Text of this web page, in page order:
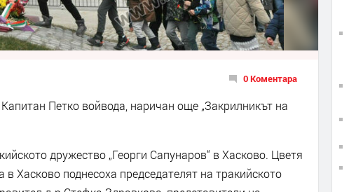
0 Коментара
Петко войвода, наричан още „Закрилникът на
дружество „Георги Сапунаров“ в Хасково. Цветя
Хасково поднесоха председателят на тракийското